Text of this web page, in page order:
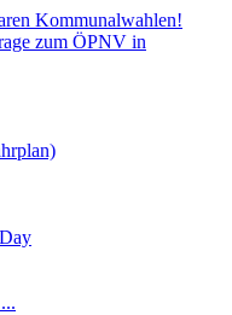
Kommunalwahlen!
zum ÖPNV in